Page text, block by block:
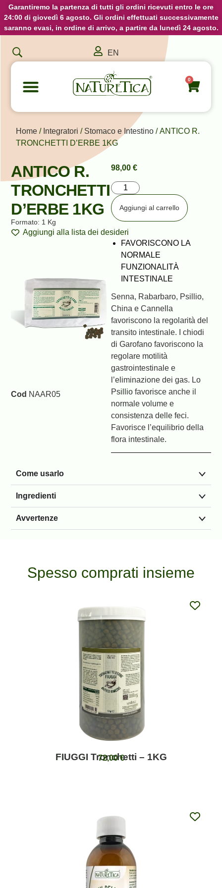
Garantiremo la partenza di tutti gli ordini ricevuti entro le ore
24:00 di giovedì 6 agosto. Gli ordini effettuati successivamente
saranno evasi, in ordine di arrivo, a partire da lunedì 24 agosto.
EN
0
Home / Integratori / Stomaco e Intestino / ANTICO R.
TRONCHETTI D’ERBE 1KG
ANTICO R.
TRONCHETTI
D’ERBE 1KG
Formato: 1 Kg
Aggiungi alla lista dei desideri
Cod NAAR05
98,00 €
Aggiungi al carrello
FAVORISCONO LA
NORMALE
FUNZIONALITÀ
INTESTINALE
Senna, Rabarbaro, Psillio,
China e Cannella
favoriscono la regolarità del
transito intestinale. I chiodi
di Garofano favoriscono la
regolare motilità
gastrointestinale e
l’eliminazione dei gas. Lo
Psillio favorisce anche il
normale volume e
consistenza delle feci.
Favorisce l’equilibrio della
flora intestinale.
Come usarlo
Ingredienti
Avvertenze
Spesso comprati insieme
FIUGGI Tronchetti – 1KG
72,00€